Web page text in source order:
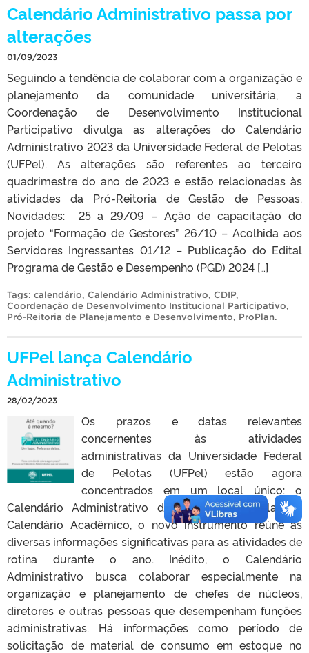
Calendário Administrativo passa por
alterações
01/09/2023
Seguindo a tendência de colaborar com a organização e
planejamento da comunidade universitária, a
Coordenação de Desenvolvimento Institucional
Participativo divulga as alterações do Calendário
Administrativo 2023 da Universidade Federal de Pelotas
(UFPel). As alterações são referentes ao terceiro
quadrimestre do ano de 2023 e estão relacionadas às
atividades da Pró-Reitoria de Gestão de Pessoas.
Novidades: 25 a 29/09 – Ação de capacitação do
projeto “Formação de Gestores” 26/10 – Acolhida aos
Servidores Ingressantes 01/12 – Publicação do Edital
Programa de Gestão e Desempenho (PGD) 2024 […]
Tags: calendário, Calendário Administrativo, CDIP,
Coordenação de Desenvolvimento Institucional Participativo,
Pró-Reitoria de Planejamento e Desenvolvimento, ProPlan.
UFPel lança Calendário
Administrativo
28/02/2023
Os prazos e datas relevantes
concernentes às atividades
administrativas da Universidade Federal
de Pelotas (UFPel) estão agora
concentrados em um local único: o
Calendário Administrativo da instituição. Similar ao
Calendário Acadêmico, o novo instrumento reúne as
diversas informações significativas para as atividades de
rotina durante o ano. Inédito, o Calendário
Administrativo busca colaborar especialmente na
organização e planejamento de chefes de núcleos,
diretores e outras pessoas que desempenham funções
administrativas. Há informações como período de
solicitação de material de consumo em estoque no